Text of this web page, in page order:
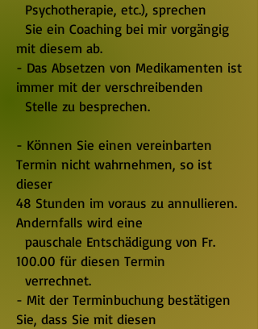
Psychotherapie, etc.), sprechen
Sie ein Coaching bei mir vorgängig
mit diesem ab.
- Das Absetzen von Medikamenten ist
immer mit der verschreibenden
Stelle zu besprechen.
- Können Sie einen vereinbarten
Termin nicht wahrnehmen, so ist
dieser
48 Stunden im voraus zu annullieren.
Andernfalls wird eine
pauschale Entschädigung von Fr.
100.00 für diesen Termin
verrechnet.
- Mit der Terminbuchung bestätigen
Sie, dass Sie mit diesen